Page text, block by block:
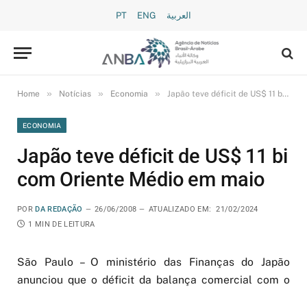
PT ENG العربية
Home » Notícias » Economia » Japão teve déficit de US$ 11 bi com Oriente Médio em maio
ECONOMIA
Japão teve déficit de US$ 11 bi
com Oriente Médio em maio
POR DA REDAÇÃO 26/06/2008 ATUALIZADO EM:
21/02/2024
1 MIN DE LEITURA
São Paulo – O ministério das Finanças do Japão
anunciou que o déficit da balança comercial com o